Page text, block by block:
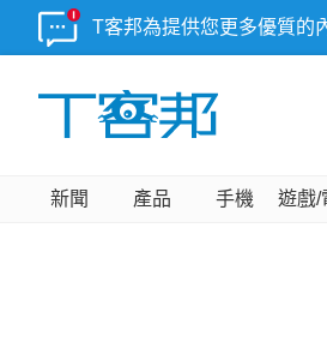
T客邦為提供您更多優質的
新聞 產品 手機 遊戲/